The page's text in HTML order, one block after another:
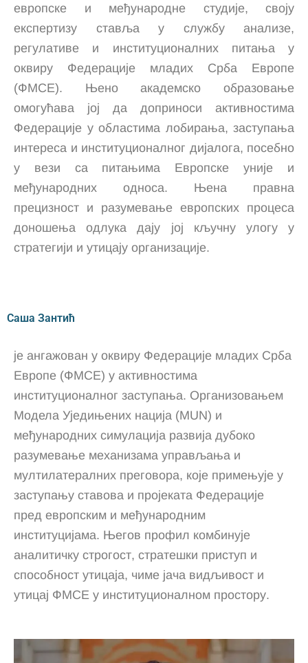
европске и међународне студије, своју
експертизу ставља у службу анализе,
регулативе и институционалних питања у
оквиру Федерације младих Срба Европе
(ФМСЕ). Њено академско образовање
омогућава јој да доприноси активностима
Федерације у областима лобирања, заступања
интереса и институционалног дијалога, посебно
у вези са питањима Европске уније и
међународних односа. Њена правна
прецизност и разумевање европских процеса
доношења одлука дају јој кључну улогу у
стратегији и утицају организације.
Саша Зантић
је ангажован у оквиру Федерације младих Срба
Европе (ФМСЕ) у активностима
институционалног заступања. Организовањем
Модела Уједињених нација (MUN) и
међународних симулација развија дубоко
разумевање механизама управљања и
мултилатералних преговора, које примењује у
заступању ставова и пројеката Федерације
пред европским и међународним
институцијама. Његов профил комбинује
аналитичку строгост, стратешки приступ и
способност утицаја, чиме јача видљивост и
утицај ФМСЕ у институционалном простору.